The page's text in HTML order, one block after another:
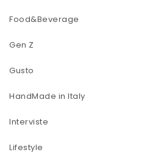
Food&Beverage
Gen Z
Gusto
HandMade in Italy
Interviste
Lifestyle